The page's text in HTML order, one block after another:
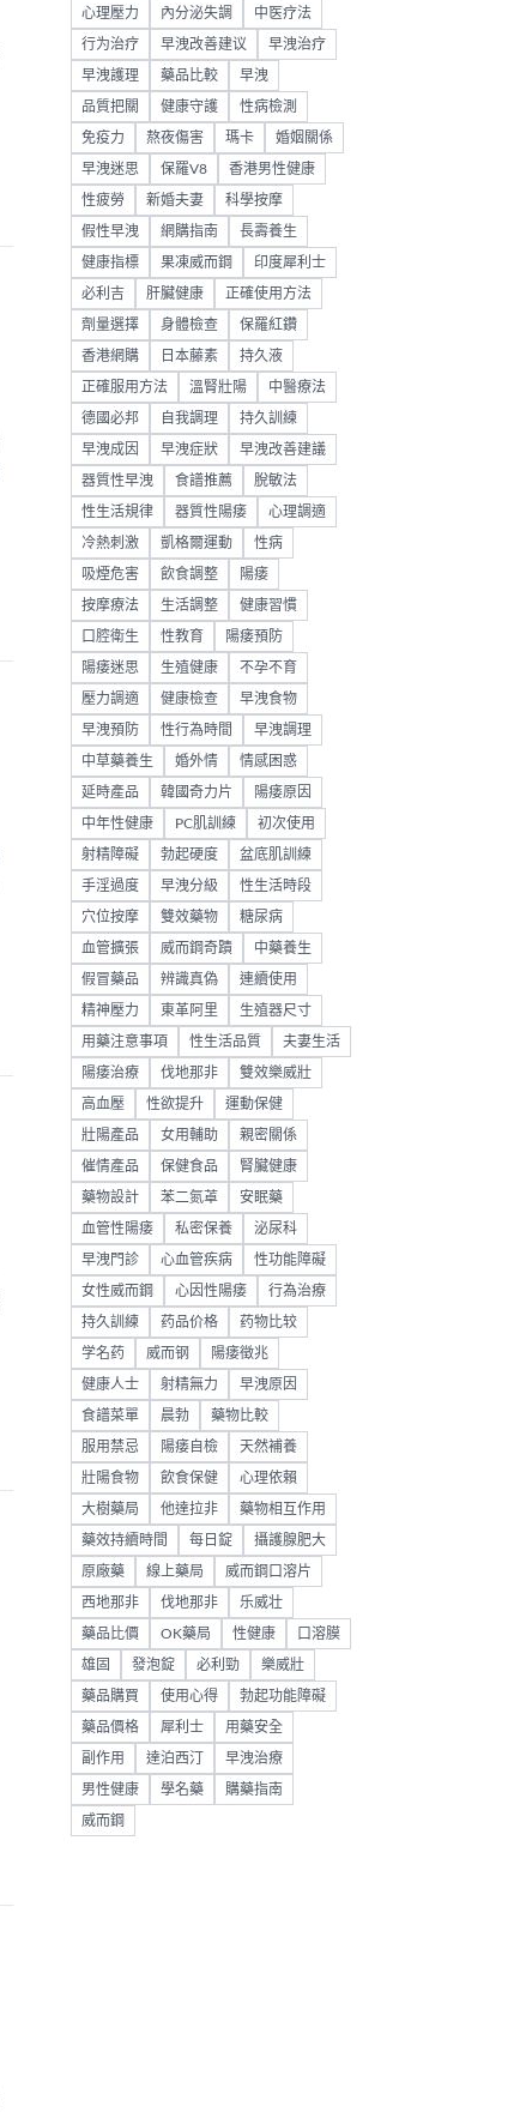
心理壓力 內分泌失調 中医疗法
行为治疗 早洩改善建议 早洩治疗
早洩護理 藥品比較 早洩
品質把關 健康守護 性病檢測
免疫力 熬夜傷害 瑪卡 婚姻關係
早洩迷思 保羅V8 香港男性健康
性疲勞 新婚夫妻 科學按摩
假性早洩 網購指南 長壽養生
健康指標 果凍威而鋼 印度犀利士
必利吉 肝臟健康 正確使用方法
劑量選擇 身體檢查 保羅紅鑽
香港網購 日本藤素 持久液
正確服用方法 溫腎壯陽 中醫療法
德國必邦 自我調理 持久訓練
早洩成因 早洩症狀 早洩改善建議
器質性早洩 食譜推薦 脫敏法
性生活規律 器質性陽痿 心理調適
冷熱刺激 凱格爾運動 性病
吸煙危害 飲食調整 陽痿
按摩療法 生活調整 健康習慣
口腔衛生 性教育 陽痿預防
陽痿迷思 生殖健康 不孕不育
壓力調適 健康檢查 早洩食物
早洩預防 性行為時間 早洩調理
中草藥養生 婚外情 情感困惑
延時產品 韓國奇力片 陽痿原因
中年性健康 PC肌訓練 初次使用
射精障礙 勃起硬度 盆底肌訓練
手淫過度 早洩分級 性生活時段
穴位按摩 雙效藥物 糖尿病
血管擴張 威而鋼奇蹟 中藥養生
假冒藥品 辨識真偽 連續使用
精神壓力 東革阿里 生殖器尺寸
用藥注意事項 性生活品質 夫妻生活
陽痿治療 伐地那非 雙效樂威壯
高血壓 性欲提升 運動保健
壯陽產品 女用輔助 親密關係
催情產品 保健食品 腎臟健康
藥物設計 苯二氮䓬 安眠藥
血管性陽痿 私密保養 泌尿科
早洩門診 心血管疾病 性功能障礙
女性威而鋼 心因性陽痿 行為治療
持久訓練 药品价格 药物比较
学名药 威而钢 陽痿徵兆
健康人士 射精無力 早洩原因
食譜菜單 晨勃 藥物比較
服用禁忌 陽痿自檢 天然補養
壯陽食物 飲食保健 心理依賴
大樹藥局 他達拉非 藥物相互作用
藥效持續時間 每日錠 攝護腺肥大
原廠藥 線上藥局 威而鋼口溶片
西地那非 伐地那非 乐威壮
藥品比價 OK藥局 性健康 口溶膜
雄固 發泡錠 必利勁 樂威壯
藥品購買 使用心得 勃起功能障礙
藥品價格 犀利士 用藥安全
副作用 達泊西汀 早洩治療
男性健康 學名藥 購藥指南
威而鋼